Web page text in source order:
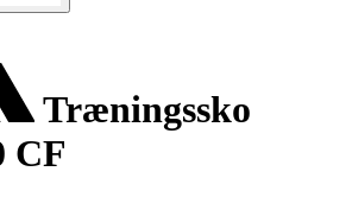
Træningssko
CF